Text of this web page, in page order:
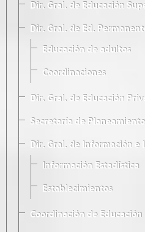
Dir. Gral. de Educación
Dir. Gral. de Ed.
Educación de adultos
Coordinaciones
Dir. Gral. de Educación
Secretaría de
Dir. Gral. de Información e
Información Estadística
Establecimientos
Coordinación de Educación